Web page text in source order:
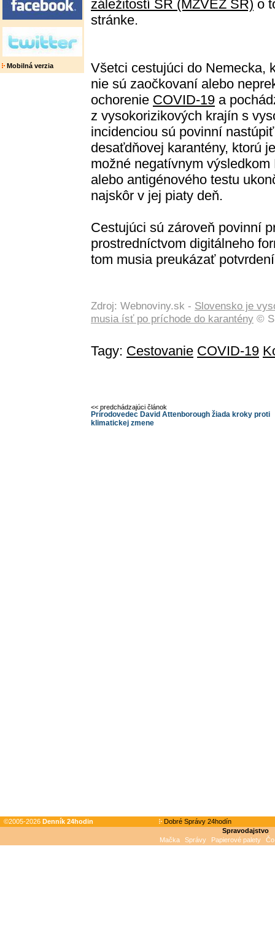
Mobilná verzia
záležitostí SR (MZVEZ SR) o
stránke.
Všetci cestujúci do Nemecka,
nie sú zaočkovaní alebo
ochorenie COVID-19 a
z vysokorizikových krajín s
incidenciou sú povinní
desaťdňovej karantény, ktorú je
možné negatívnym výsledkom
alebo antigénového testu
najskôr v jej piaty deň.
Cestujúci sú zároveň povinní
prostredníctvom digitálneho
tom musia preukázať
Zdroj: Webnoviny.sk - Slovensko je
musia ísť po príchode do karantény ©
Tagy: Cestovanie COVID-19
<< predchádzajúci článok
Prírodovedec David Attenborough žiada kroky proti
klimatickej zmene
©2005-2026 Denník 24hodin
Dobré Správy 24hodín
Spravodajstvo
Mačka
Správy Papierové palety